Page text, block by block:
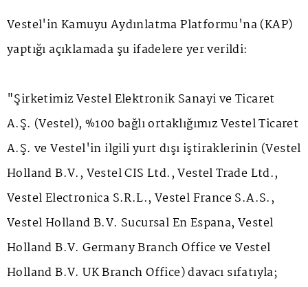
Vestel'in Kamuyu Aydınlatma Platformu'na (KAP)
yaptığı açıklamada şu ifadelere yer verildi:
"Şirketimiz Vestel Elektronik Sanayi ve Ticaret
A.Ş. (Vestel), %100 bağlı ortaklığımız Vestel Ticaret
A.Ş. ve Vestel'in ilgili yurt dışı iştiraklerinin (Vestel
Holland B.V., Vestel CIS Ltd., Vestel Trade Ltd.,
Vestel Electronica S.R.L., Vestel France S.A.S.,
Vestel Holland B.V. Sucursal En Espana, Vestel
Holland B.V. Germany Branch Office ve Vestel
Holland B.V. UK Branch Office) davacı sıfatıyla;